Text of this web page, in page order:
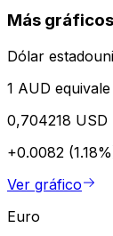
Más
Dólar
1 AUD
0,704218 USD
+0.0082
Ver gráfico
Euro